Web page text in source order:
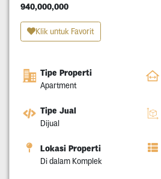
940,000,000
Klik untuk Favorit
Tipe Properti
Apartment
Tipe Jual
Dijual
Lokasi Properti
Di dalam Komplek